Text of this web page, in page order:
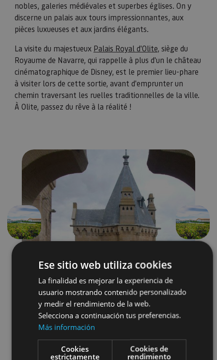
nobles, galeries médiévales et superbes églises. On y
discerne un palais aux tours impressionnantes, aux
pièces luxueuses et aux jardins élégants.
La visite du majestueux Palais Royal d'Olite, siège du
Royaume de Navarre, qui rappelle à plus d'un le château
cinématographique de Disney, est le premier lieu-phare
à visiter lors de cette sortie, avant d'emprunter un
chemin traversant les ruelles traditionnelles de la ville.
À Olite, passez du rêve à la réalité !
Précédent Suivant
Localidades Castillos y fortalezas
Arquitectura religiosa
Ese sitio web utiliza cookies
La finalidad es mejorar la experiencia de
usuario mostrando contenido personalizado
y medir el rendimiento de la web.
Selecciona a continuación tus preferencias.
Más información
Cookies
estrictamente
Cookies de
rendimiento